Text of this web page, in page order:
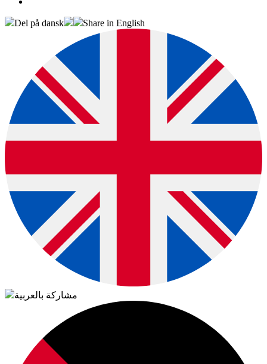
Del på dansk Share in English
مشاركة بالعربية